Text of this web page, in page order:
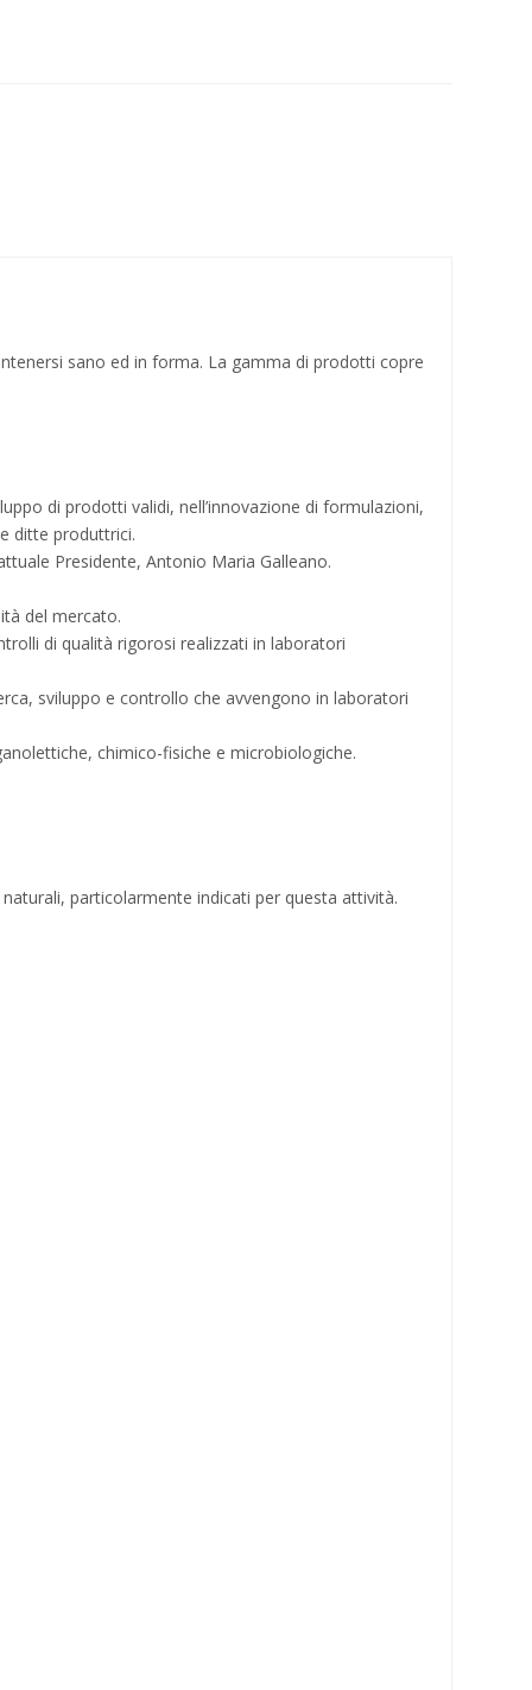
sano ed in forma. La gamma di prodotti copre
di prodotti validi, nell’innovazione di formulazioni,
ditte produttrici.
Presidente, Antonio Maria Galleano.
del mercato.
di qualità rigorosi realizzati in laboratori
sviluppo e controllo che avvengono in laboratori
chimico-fisiche e microbiologiche.
particolarmente indicati per questa attività.